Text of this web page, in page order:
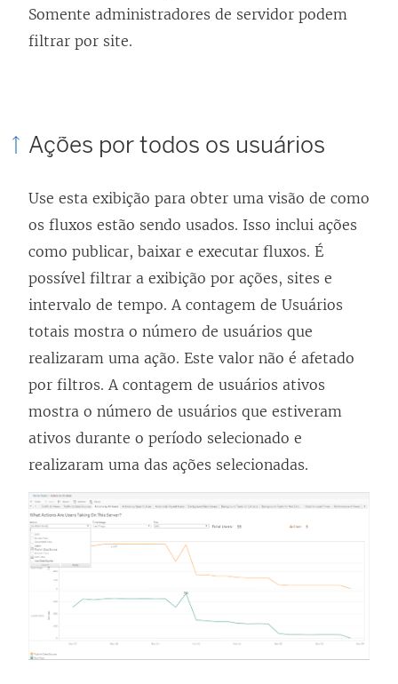
a
j
l
)
a
)
Somente administradores de servidor podem
filtrar por site.
Ações por todos os usuários
Use esta exibição para obter uma visão de como
os fluxos estão sendo usados. Isso inclui ações
como publicar, baixar e executar fluxos. É
possível filtrar a exibição por ações, sites e
intervalo de tempo. A contagem de Usuários
totais mostra o número de usuários que
realizaram uma ação. Este valor não é afetado
por filtros. A contagem de usuários ativos
mostra o número de usuários que estiveram
ativos durante o período selecionado e
realizaram uma das ações selecionadas.